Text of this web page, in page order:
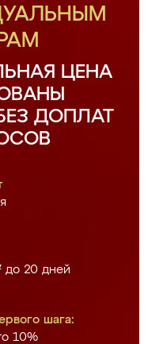
ЦЕНА
ДОПЛАТ
до 20 дней
шага:
10%